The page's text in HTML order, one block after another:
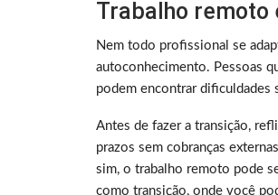
Trabalho remoto
Nem todo profissional se
autoconhecimento. Pessoas
podem encontrar dificuldades
Antes de fazer a transição,
prazos sem cobranças
sim, o trabalho remoto pode
como transição, onde você